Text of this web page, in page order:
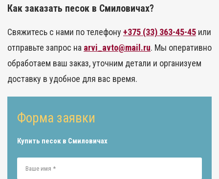
Как заказать песок в Смиловичах?
Свяжитесь с нами по телефону +375 (33) 363-45-45 или
отправьте запрос на arvi_avto@mail.ru. Мы оперативно
обработаем ваш заказ, уточним детали и организуем
доставку в удобное для вас время.
Форма заявки
Купить песок в Смиловичах